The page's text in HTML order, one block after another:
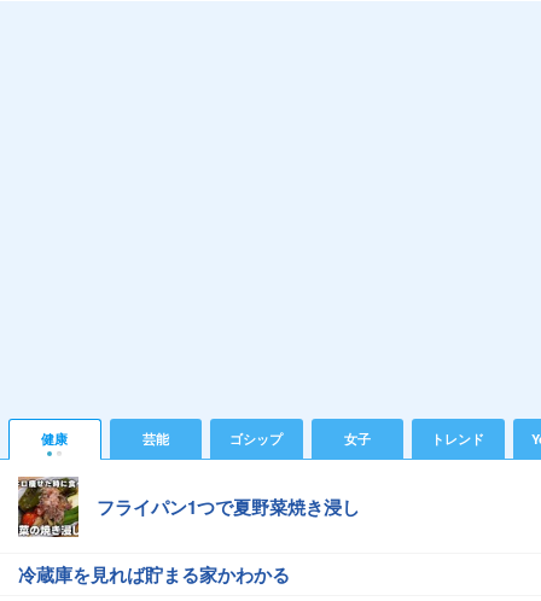
健康 芸能 ゴシップ 女子 トレンド
フライパン1つで夏野菜焼き浸し
冷蔵庫を見れば貯まる家かわかる